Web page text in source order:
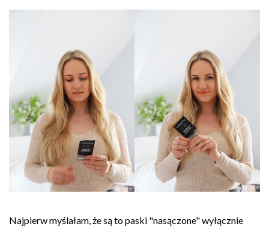
Najpierw myślałam, że są to paski "nasączone" wyłącznie